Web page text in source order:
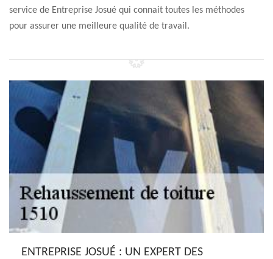
service de Entreprise Josué qui connait toutes les méthodes
pour assurer une meilleure qualité de travail.
ENTREPRISE JOSUÉ : UN EXPERT DES